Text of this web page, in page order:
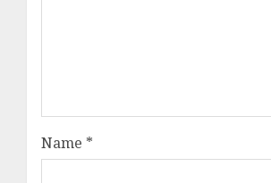
Name *